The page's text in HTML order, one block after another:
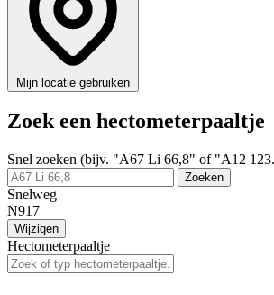
Mijn locatie gebruiken
Zoek een hectometerpaaltje
Snel zoeken (bijv. "A67 Li 66,8" of "A12
Zoeken
Snelweg
N917
Wijzigen
Hectometerpaaltje